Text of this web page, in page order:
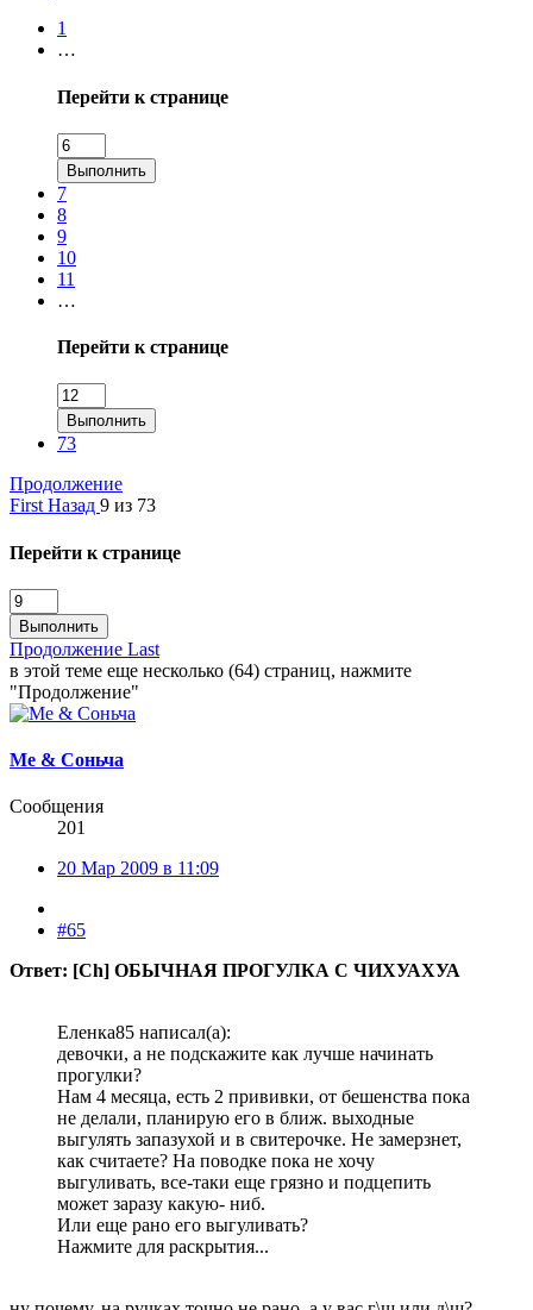
1
…
Перейти к странице
Выполнить
7
8
9
10
11
…
Перейти к странице
Выполнить
73
Продолжение
First Назад 9 из 73
Перейти к странице
Выполнить
Продолжение Last
в этой теме еще несколько (64) страниц, нажмите
"Продолжение"
Me & Соньча
Сообщения
201
20 Мар 2009 в 11:09
#65
Ответ: [Ch] ОБЫЧНАЯ ПРОГУЛКА С ЧИХУАХУА
Еленка85 написал(а):
девочки, а не подскажите как лучше начинать
прогулки?
Нам 4 месяца, есть 2 прививки, от бешенства пока
не делали, планирую его в ближ. выходные
выгулять запазухой и в свитерочке. Не замерзнет,
как считаете? На поводке пока не хочу
выгуливать, все-таки еще грязно и подцепить
может заразу какую- ниб.
Или еще рано его выгуливать?
Нажмите для раскрытия...